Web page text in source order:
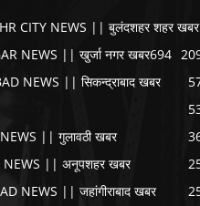
CITY NEWS || बुलंदशहर शहर खबर
NEWS || खुर्जा नगर खबर694
NEWS || सिकन्द्राबाद खबर
|| गुलावठी खबर
NEWS || अनूपशहर खबर
NEWS || जहांगीराबाद खबर